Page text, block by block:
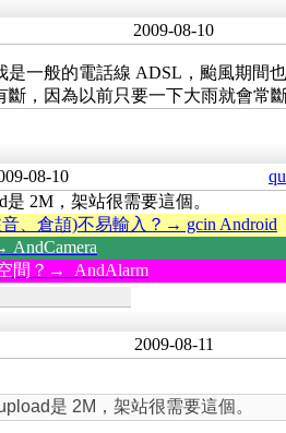
2009-08-10
是一般的電話線 ADSL，颱風期間
斷，因為以前只要一下大雨就會常
08-10
2M，架站很需要這個。
、倉頡)不易輸入？→ gcin Android
間？→ AndAlarm
2009-08-11
是 2M，架站很需要這個。